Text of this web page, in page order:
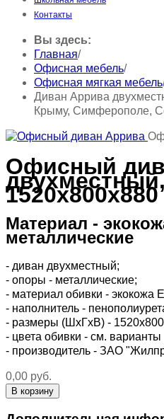
Контакты
Вы здесь:
Главная/
Офисная мебель/
Офисная мягкая мебель
Диван Аррива
Крыму, Симферополе,
Офисный
двухместный,
Материал -
металлические
- диван двухместный;
- опоры - металлические;
- материал обивки - экокожа
- наполнитель -
- размеры (ШхГхВ) -
- цвета обивки - см. варианты
- производитель - ЗАО
0,00 руб.